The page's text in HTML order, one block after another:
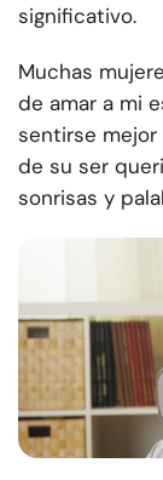
significativo.
Muchas
de amar a mi
sentirse
de su ser
sonrisas y